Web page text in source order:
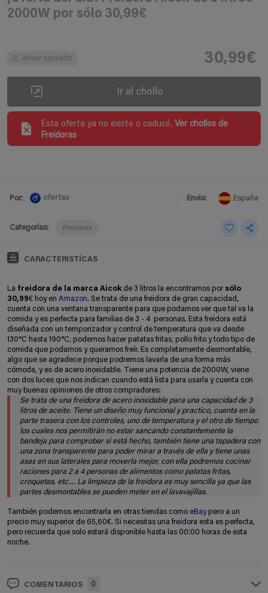
2000W por sólo 30,99€
Avisar agotado 30,99€
Ir al chollo
Esta oferta ya no existe o caducó. Ver chollos de
Freidoras
Por: ofertas Envio: España
Categorías: Freidoras
CARACTERISTÍCAS
La freidora de la marca Aicok de 3 litros la encontramos por sólo
30,99€ hoy en Amazon. Se trata de una freidora de gran capacidad,
cuenta con una ventana transparente para que podamos ver que tal va la
comida y es perfecta para familias de 3 - 4 personas. Esta freidora está
diseñada con un temporizador y control de temperatura que va desde
130°C hasta 190°C, podemos hacer patatas fritas, pollo frito y todo tipo de
comida que podamos y queramos freír. Es completamente desmontable,
algo que se agradece porque podremos lavarla de una forma más
cómoda, y es de acero inoxidable. Tiene una potencia de 2000W, viene
con dos luces que nos indican cuando está lista para usarla y cuenta con
muy buenas opiniones de otros compradores:
Se trata de una freidora de acero inoxidable para una capacidad de 3
litros de aceite. Tiene un diseño muy funcional y practico, cuenta en la
parte trasera con los controles, uno de temperatura y el otro de tiempo
los cuales nos permitirán no estar sancando constantemente la
bandeja para comprobar si está hecho, también tiene una tapadera con
una zona transparente para poder mirar a través de ella y tiene unas
asas en sus laterales para moverla mejor, con ella podremos cocinar
raciones para 2 a 4 personas de alimentos como patatas fritas,
croquetas, etc.... La limpieza de la freidora es muy sencilla ya que las
partes desmontables se pueden meter en el lavavajillas.
También podemos encontrarla en otras tiendas como eBaypero a un
precio muy superior de 65,60€. Si necesitas una freidora esta es perfecta,
pero recuerda que solo estará disponible hasta las 00:00 horas de esta
noche.
COMENTARIOS 0